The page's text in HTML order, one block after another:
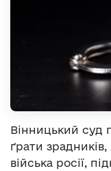
Вінницький суд
ґрати
війська росії,